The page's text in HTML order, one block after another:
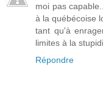
moi pas
à la québécoise
tant qu'à
limites à la
Répondre